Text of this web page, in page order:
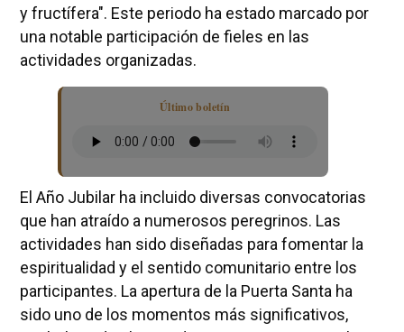
y fructífera". Este periodo ha estado marcado por
una notable participación de fieles en las
actividades organizadas.
Último boletín
El Año Jubilar ha incluido diversas convocatorias
que han atraído a numerosos peregrinos. Las
actividades han sido diseñadas para fomentar la
espiritualidad y el sentido comunitario entre los
participantes. La apertura de la Puerta Santa ha
sido uno de los momentos más significativos,